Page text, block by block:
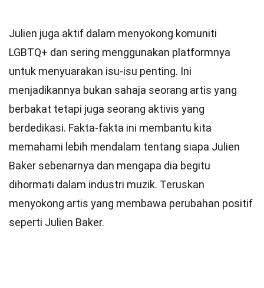
Julien juga aktif dalam menyokong komuniti
LGBTQ+ dan sering menggunakan platformnya
untuk menyuarakan isu-isu penting. Ini
menjadikannya bukan sahaja seorang artis yang
berbakat tetapi juga seorang aktivis yang
berdedikasi. Fakta-fakta ini membantu kita
memahami lebih mendalam tentang siapa Julien
Baker sebenarnya dan mengapa dia begitu
dihormati dalam industri muzik. Teruskan
menyokong artis yang membawa perubahan positif
seperti Julien Baker.